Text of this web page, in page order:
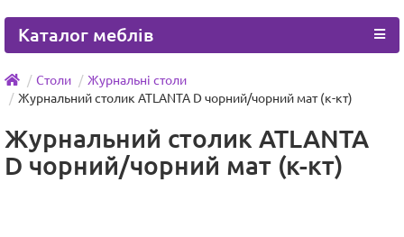
Каталог меблів
Столи
Журнальні столи
Журнальний столик ATLANTA D чорний/чорний мат (к-кт)
Журнальний столик ATLANTA
D чорний/чорний мат (к-кт)